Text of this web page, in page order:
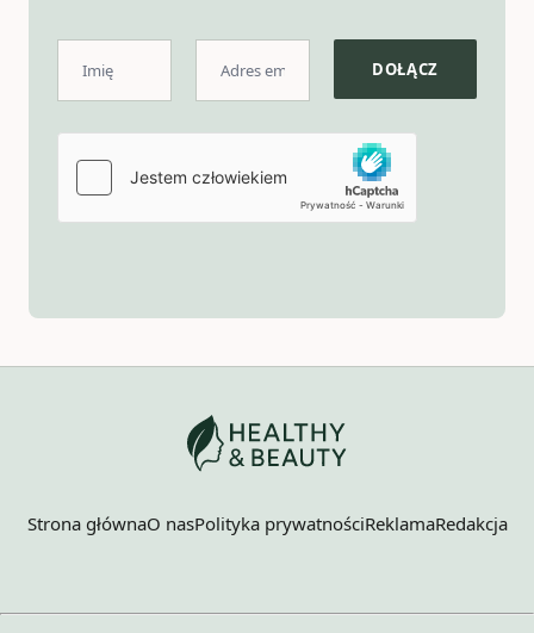
Strona głównaO nasPolityka prywatnościReklamaRedakcja